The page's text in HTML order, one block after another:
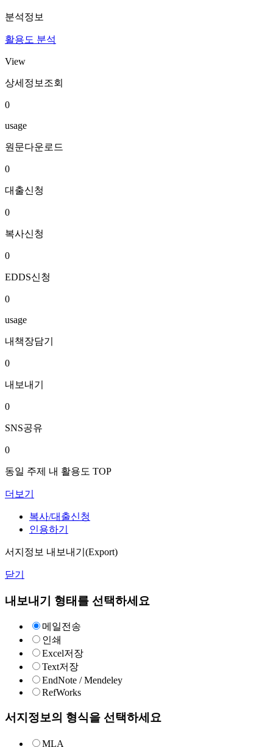
분석정보
활용도 분석
View
상세정보조회
0
usage
원문다운로드
0
대출신청
0
복사신청
0
EDDS신청
0
usage
내책장담기
0
내보내기
0
SNS공유
0
동일 주제 내 활용도 TOP
더보기
복사/대출신청
인용하기
서지정보 내보내기(Export)
닫기
내보내기 형태를 선택하세요
메일전송
인쇄
Excel저장
Text저장
EndNote / Mendeley
RefWorks
서지정보의 형식을 선택하세요
MLA